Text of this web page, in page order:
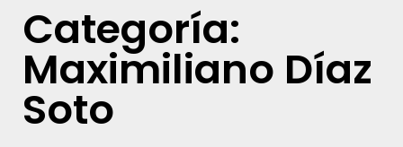
Categoría:
Maximiliano Díaz
Soto